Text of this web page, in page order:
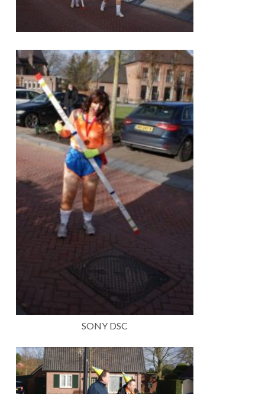
SONY DSC